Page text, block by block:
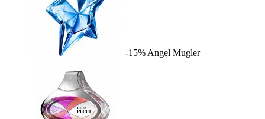
-15% Angel Mugler